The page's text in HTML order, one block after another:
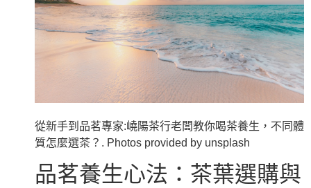
從新手到品茗專家:嶢陽茶行老闆教你喝茶養生，不同體
質怎麼選茶？. Photos provided by unsplash
品茗養生心法：茶葉選購與